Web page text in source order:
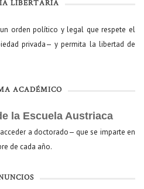
LIBERTARIA
orden político y legal que respete el
privada— y permita la libertad de
ACADÉMICO
la Escuela Austriaca
a doctorado— que se imparte en
de cada año.